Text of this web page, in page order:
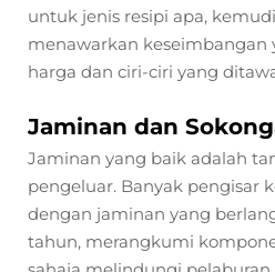
untuk jenis resipi apa,
menawarkan keseimbangan
harga dan ciri-ciri yang
Jaminan dan
Jaminan yang baik adalah
pengeluar. Banyak pengisar
dengan jaminan yang
tahun, merangkumi